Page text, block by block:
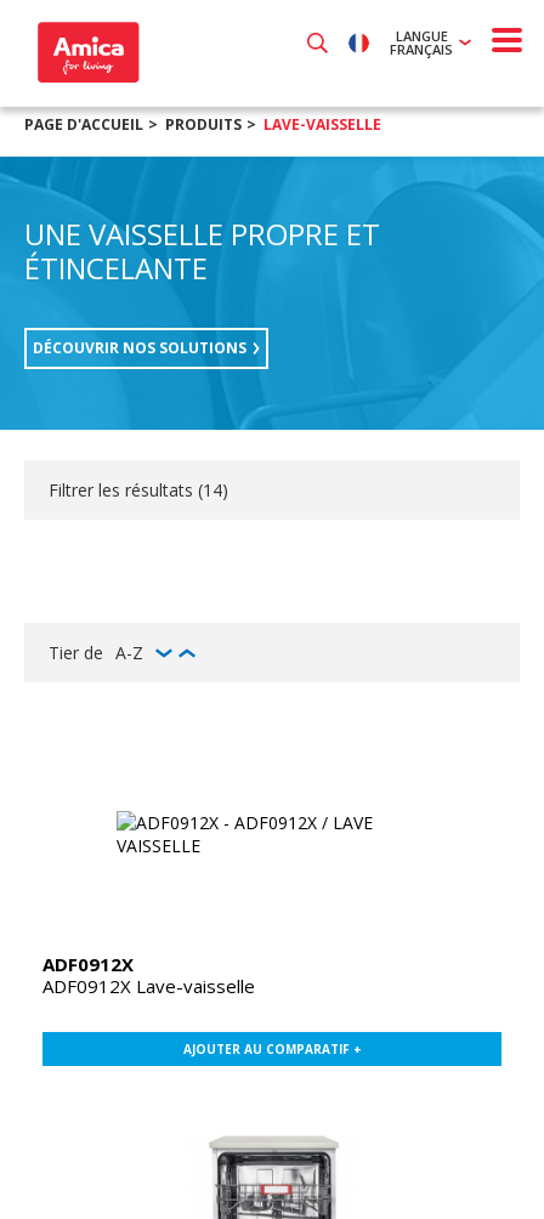
LANGUE
FRANÇAIS
PAGE D'ACCUEIL PRODUITS LAVE-VAISSELLE
UNE VAISSELLE PROPRE ET
ÉTINCELANTE
DÉCOUVRIR NOS SOLUTIONS
Filtrer les résultats (14)
Tier de A-Z
ADF0912X
ADF0912X Lave-vaisselle
AJOUTER AU COMPARATIF +